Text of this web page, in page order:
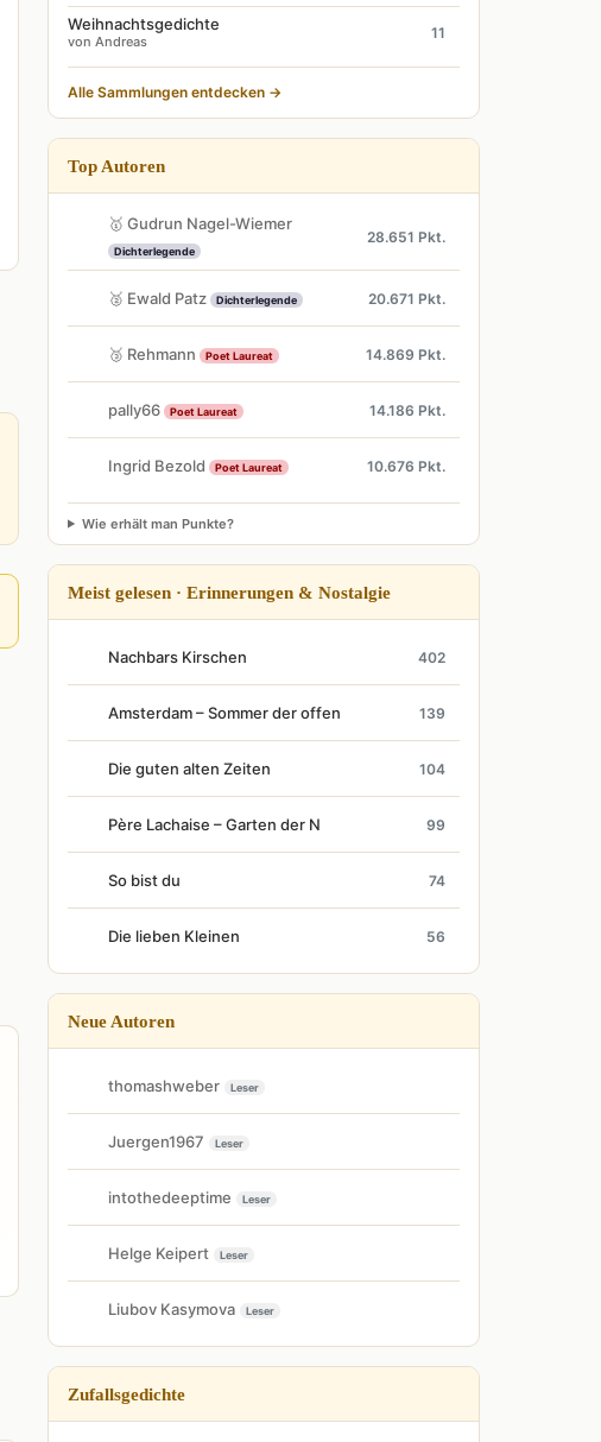
Weihnachtsgedichte
von Andreas
11
Alle Sammlungen entdecken →
Top Autoren
🥇 Gudrun Nagel-Wiemer
Dichterlegende
28.651 Pkt.
🥈 Ewald Patz Dichterlegende 20.671 Pkt.
🥉 Rehmann Poet Laureat 14.869 Pkt.
pally66 Poet Laureat 14.186 Pkt.
Ingrid Bezold Poet Laureat 10.676 Pkt.
Wie erhält man Punkte?
Meist gelesen · Erinnerungen & Nostalgie
Nachbars Kirschen 402
Amsterdam – Sommer der offen 139
Die guten alten Zeiten 104
Père Lachaise – Garten der N 99
So bist du 74
Die lieben Kleinen 56
Neue Autoren
thomashweber Leser
Juergen1967 Leser
intothedeeptime Leser
Helge Keipert Leser
Liubov Kasymova Leser
Zufallsgedichte